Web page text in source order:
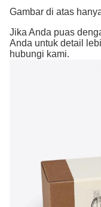
Gambar di atas
Jika Anda puas
Anda untuk detail
hubungi kami.